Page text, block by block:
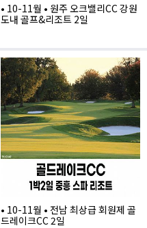
• 10-11월 • 원주 오크밸리CC 강원
도내 골프&리조트 2일
515,000
• 10-11월 • 전남 최상급 회원제 골
드레이크CC 2일